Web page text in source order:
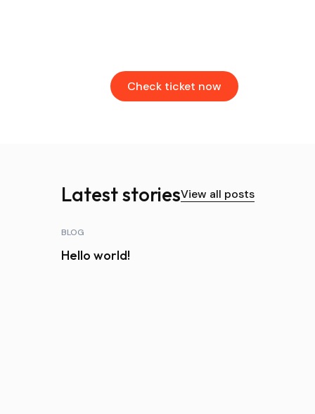
Check ticket now
Latest storiesView all posts
BLOG
Hello world!